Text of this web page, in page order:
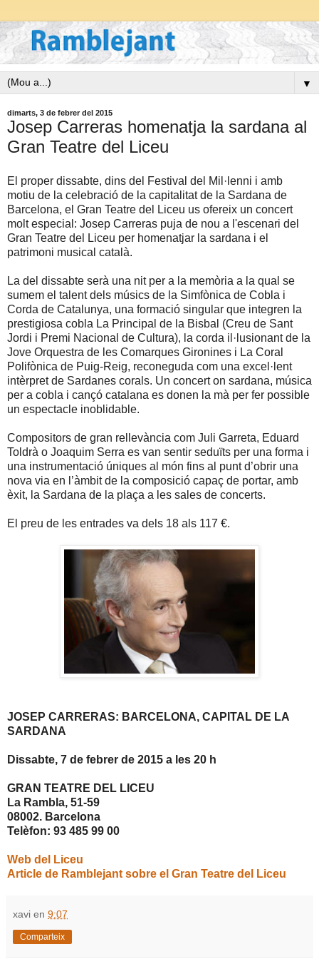
▼
dimarts, 3 de febrer del 2015
Josep Carreras homenatja la sardana al
Gran Teatre del Liceu
El proper dissabte, dins del Festival del Mil·lenni i amb
motiu de la celebració de la capitalitat de la Sardana de
Barcelona, el Gran Teatre del Liceu us ofereix un concert
molt especial: Josep Carreras puja de nou a l'escenari del
Gran Teatre del Liceu per homenatjar la sardana i el
patrimoni musical català.
La del dissabte serà una nit per a la memòria a la qual se
sumem el talent dels músics de la Simfònica de Cobla i
Corda de Catalunya, una formació singular que integren la
prestigiosa cobla La Principal de la Bisbal (Creu de Sant
Jordi i Premi Nacional de Cultura), la corda il·lusionant de la
Jove Orquestra de les Comarques Gironines i La Coral
Polifònica de Puig-Reig, reconeguda com una excel·lent
intèrpret de Sardanes corals. Un concert on sardana, música
per a cobla i cançó catalana es donen la mà per fer possible
un espectacle inoblidable.
Compositors de gran rellevància com Juli Garreta, Eduard
Toldrà o Joaquim Serra es van sentir seduïts per una forma i
una instrumentació úniques al món fins al punt d’obrir una
nova via en l’àmbit de la composició capaç de portar, amb
èxit, la Sardana de la plaça a les sales de concerts.
El preu de les entrades va dels 18 als 117 €.
JOSEP CARRERAS: BARCELONA, CAPITAL DE LA
SARDANA
Dissabte, 7 de febrer de 2015 a les 20 h
GRAN TEATRE DEL LICEU
La Rambla, 51-59
08002. Barcelona
Telèfon: 93 485 99 00
Web del Liceu
Article de Ramblejant sobre el Gran Teatre del Liceu
xavi en 9:07
Comparteix